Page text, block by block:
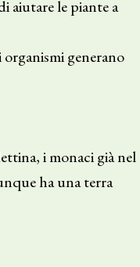
aiutare le piante a
generano
i monaci già nel
ha una terra